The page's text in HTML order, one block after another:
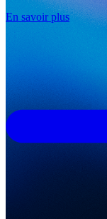
En savoir plus